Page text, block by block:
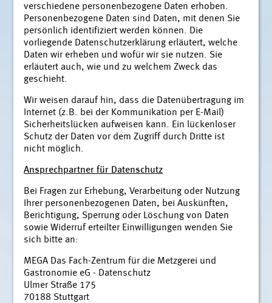
verschiedene personenbezogene Daten erhoben.
Personenbezogene Daten sind Daten, mit denen Sie
persönlich identifiziert werden können. Die
vorliegende Datenschutzerklärung erläutert, welche
Daten wir erheben und wofür wir sie nutzen. Sie
erläutert auch, wie und zu welchem Zweck das
geschieht.
Wir weisen darauf hin, dass die Datenübertragung im
Internet (z.B. bei der Kommunikation per E-Mail)
Sicherheitslücken aufweisen kann. Ein lückenloser
Schutz der Daten vor dem Zugriff durch Dritte ist
nicht möglich.
Ansprechpartner für Datenschutz
Bei Fragen zur Erhebung, Verarbeitung oder Nutzung
Ihrer personenbezogenen Daten, bei Auskünften,
Berichtigung, Sperrung oder Löschung von Daten
sowie Widerruf erteilter Einwilligungen wenden Sie
sich bitte an:
MEGA Das Fach-Zentrum für die Metzgerei und
Gastronomie eG - Datenschutz
Ulmer Straße 175
70188 Stuttgart